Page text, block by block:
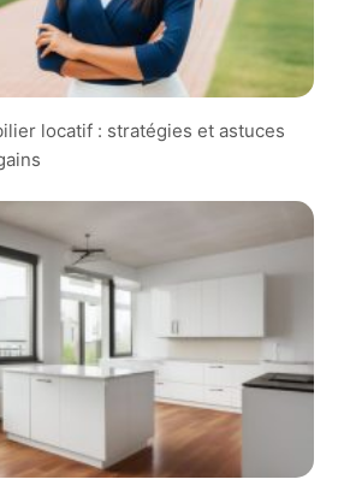
locatif : stratégies et astuces